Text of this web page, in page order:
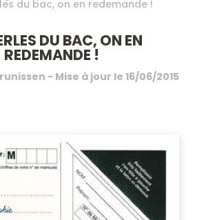
du bac, on en redemande !
DU BAC, ON EN
REDEMANDE !
- Mise à jour le 16/06/2015